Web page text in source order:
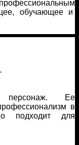
обучающее и
персонаж. Ее
в
подходит для